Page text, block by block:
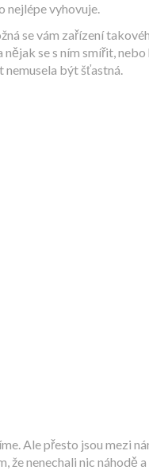
nejlépe vyhovuje.
se vám zařízení
se s ním smířit,
nemusela být šťastná.
Ale přesto jsou mezi
že nenechali nic náhodě